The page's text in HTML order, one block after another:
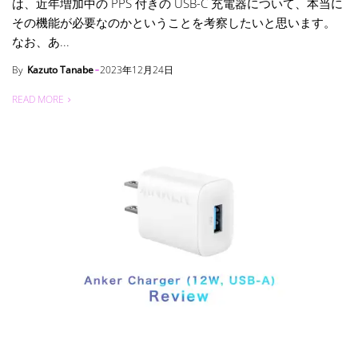
は、近年増加中の PPS 付きの USB-C 充電器について、本当に
その機能が必要なのかということを考察したいと思います。
なお、あ...
By Kazuto Tanabe 2023年12月24日
READ MORE